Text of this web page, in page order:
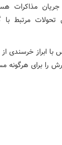
مرتبط با
با ابراز خرسندی
را برای هرگونه